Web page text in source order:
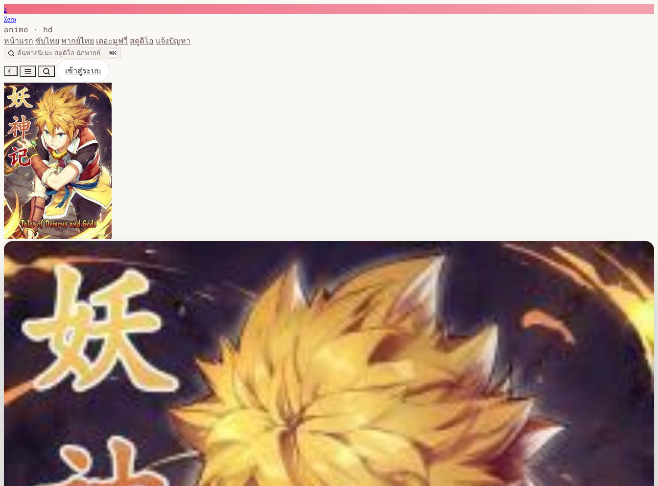
z
Zero
anime · hd
หน้าแรก ซับไทย พากย์ไทย เดอะมูฟวี่ สตูดิโอ แจ้งปัญหา
ค้นหาอนิเมะ สตูดิโอ นักพากย์… ⌘K
☾ เข้าสู่ระบบ